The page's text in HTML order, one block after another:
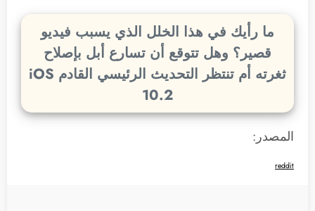
ما رأيك في هذا الخلل الذي يسبب فيديو
قصير؟ وهل تتوقع أن تسارع أبل بإصلاح
ثغرته أم تنتظر التحديث الرئيسي القادم iOS
10.2
المصدر:
reddit